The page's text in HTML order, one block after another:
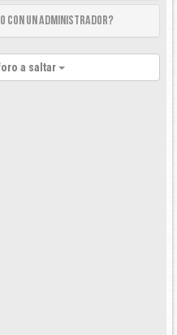
con un Administrador?
a saltar